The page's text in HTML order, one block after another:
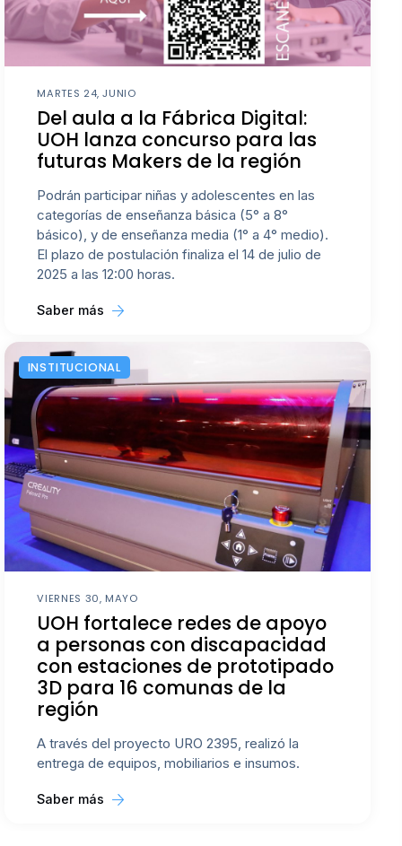
MARTES 24, JUNIO
Del aula a la Fábrica Digital:
UOH lanza concurso para las
futuras Makers de la región
Podrán participar niñas y adolescentes en las
categorías de enseñanza básica (5° a 8°
básico), y de enseñanza media (1° a 4° medio).
El plazo de postulación finaliza el 14 de julio de
2025 a las 12:00 horas.
Saber más
INSTITUCIONAL
VIERNES 30, MAYO
UOH fortalece redes de apoyo
a personas con discapacidad
con estaciones de prototipado
3D para 16 comunas de la
región
A través del proyecto URO 2395, realizó la
entrega de equipos, mobiliarios e insumos.
Saber más